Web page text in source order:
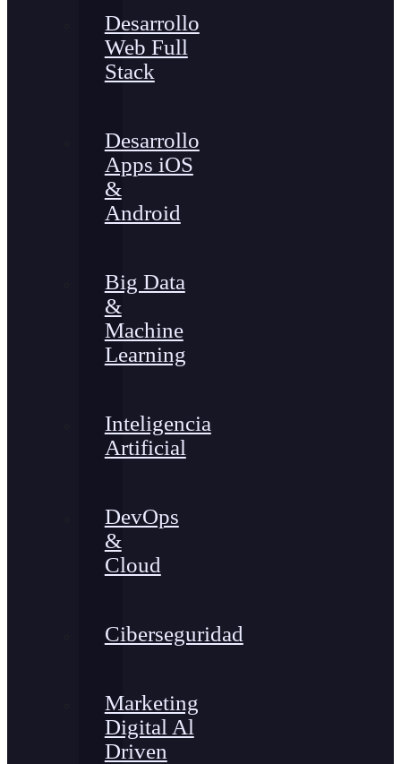
Desarrollo
Web Full
Stack
Desarrollo
Apps iOS
&
Android
Big Data
&
Machine
Learning
Inteligencia
Artificial
DevOps
&
Cloud
Ciberseguridad
Marketing
Digital Al
Driven